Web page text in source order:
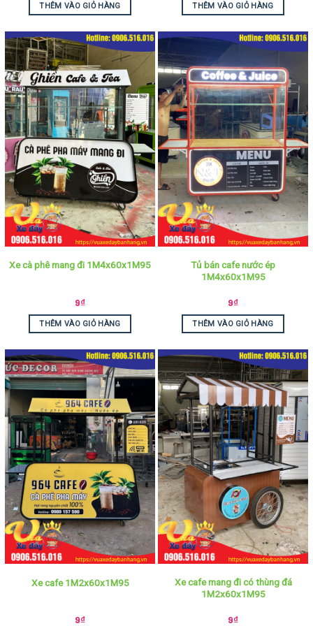
THÊM VÀO GIỎ HÀNG THÊM VÀO GIỎ HÀNG
Xe cà phê mang đi 1M4x60x1M95
9₫
THÊM VÀO GIỎ HÀNG
Tủ bán cafe nước ép
1M4x60x1M95
9₫
THÊM VÀO GIỎ HÀNG
Xe cafe 1M2x60x1M95
9₫
Xe cafe mang đi có thùng đá
1M2x60x1M95
9₫